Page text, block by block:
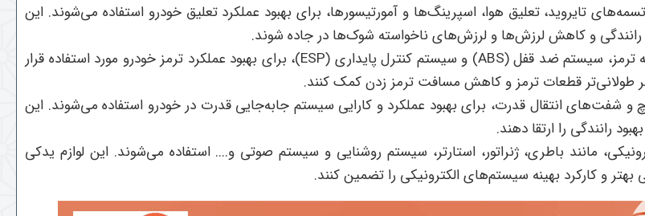
تایروید، تعلیق هوا، اسپرینگ‌ها و آمورتیسورها، برای بهبود عملکرد تعلیق خودرو استفاده می‌شوند. این
رانندگی و کاهش لرزش‌ها و لرزش‌های ناخواسته شوک‌ها در جاده شوند.
ترمز، سیستم ضد قفل (ABS) و سیستم کنترل پایداری (ESP)، برای بهبود عملکرد ترمز خودرو مورد استفاده قرار
طولانی‌تر قطعات ترمز و کاهش مسافت ترمز‌ زدن کمک کنند.
و شفت‌های انتقال قدرت، برای بهبود عملکرد و کارایی سیستم جابه‌جایی قدرت در خودرو استفاده می‌شوند. این
رانندگی را ارتقا دهند.
مانند باطری، ژنراتور، استارتر، سیستم روشنایی و سیستم صوتی و.... استفاده می‌شوند. این لوازم یدکی
و کارکرد بهینه سیستم‌های الکترونیکی را تضمین کنند.